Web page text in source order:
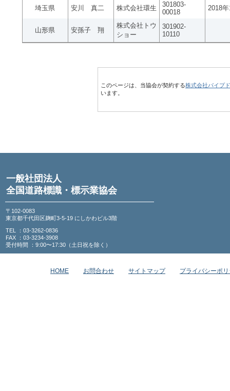
埼玉県 安川 真二 株式会社環生
301803-
00018
2018
山形県 安孫子 翔
株式会社トウ
ショー
301902-
10110
このページは、当協会が契約する株式会社パイプ
います。
一般社団法人
全国道路標識・標示業協会
〒102-0083
東京都千代田区麹町3-5-19 にしかわビル3階
TEL ：03-3262-0836
FAX ：03-3234-3908
受付時間 ：9:00〜17:30（土日祝を除く）
HOME お問合わせ サイトマップ プライバシーポ